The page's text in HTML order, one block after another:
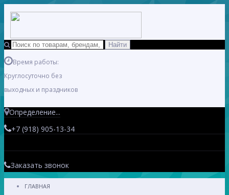
Время работы:
Круглосуточно без
выходных и праздников
Определение...
+7 (918) 905-13-34
Заказать звонок
ГЛАВНАЯ